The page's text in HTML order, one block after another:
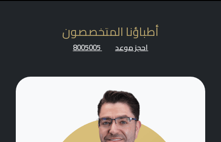
أطباؤنا المتخصصون
احجز موعد 8005005